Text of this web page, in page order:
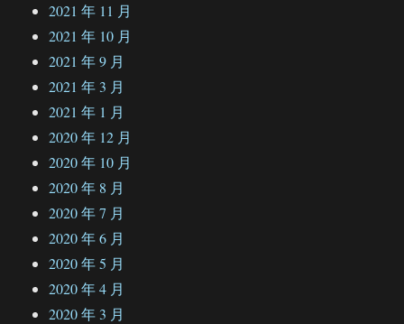
2021 年 11 月
2021 年 10 月
2021 年 9 月
2021 年 3 月
2021 年 1 月
2020 年 12 月
2020 年 10 月
2020 年 8 月
2020 年 7 月
2020 年 6 月
2020 年 5 月
2020 年 4 月
2020 年 3 月